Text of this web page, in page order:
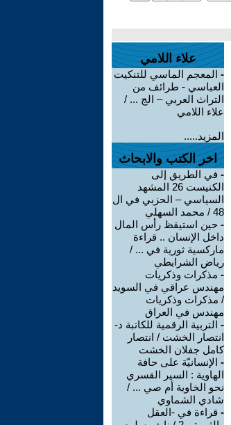
علاء اللامي
- المعجم الماسي للتنكيت
العباسي - طرائف من
التراث العربي – الج ... /
علاء اللامي
المزيد.....
اخر الكتب والابحاث
- في الطريق إلى
الكنيست 26 المشهد
السياسي – الحزبي في ال
48 / محمد السهلي
- حين استيقظ رأس المال
داخل الإنسان .. قراءة
ماركسية ثورية في ... /
رياض الشرايطي
- مذكرات وذكريات
مهندس عراقي في السويد
/ مذكرات وذكريات
مهندس في العراق
- التربية الرقمية للكاتبة د-
انتصار الخشت / انتصار
كامل جفلان الخشت
- الإنسانيّة على حافة
الهاوية : السير القسري
نحو الخاوية أم صي ... /
شادي الشماوي
- قراءة في -العقل